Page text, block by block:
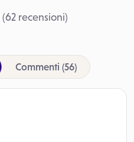
(62 recensioni)
Commenti (56)